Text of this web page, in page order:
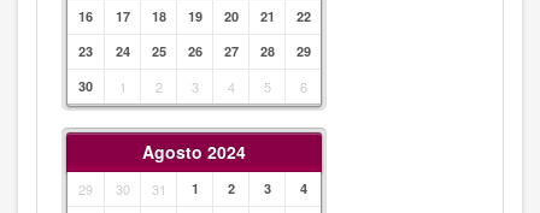
16
17 18 19 20 21
22
23
24 25 26 27 28
29
30
1 2 3 4 5 6
Agosto 2024
29 30 31 1 2 3 4